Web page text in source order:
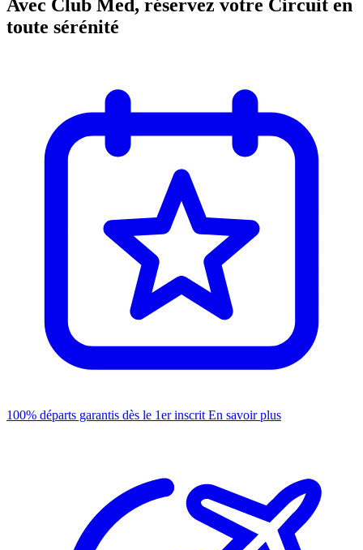
Avec Club Med, réservez votre Circuit en
toute sérénité
100% départs garantis dès le 1er inscrit En savoir plus